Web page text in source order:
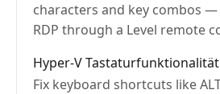
characters and key combos
RDP through a Level remote
Hyper-V Tastaturfunktionalität
Fix keyboard shortcuts like